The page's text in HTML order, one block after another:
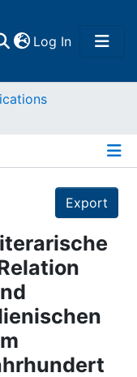
Log In(current)
Export